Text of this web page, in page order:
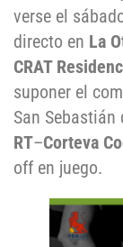
verse el
directo en La
CRAT
suponer el
San Sebastián
RT–Corteva
off en juego.